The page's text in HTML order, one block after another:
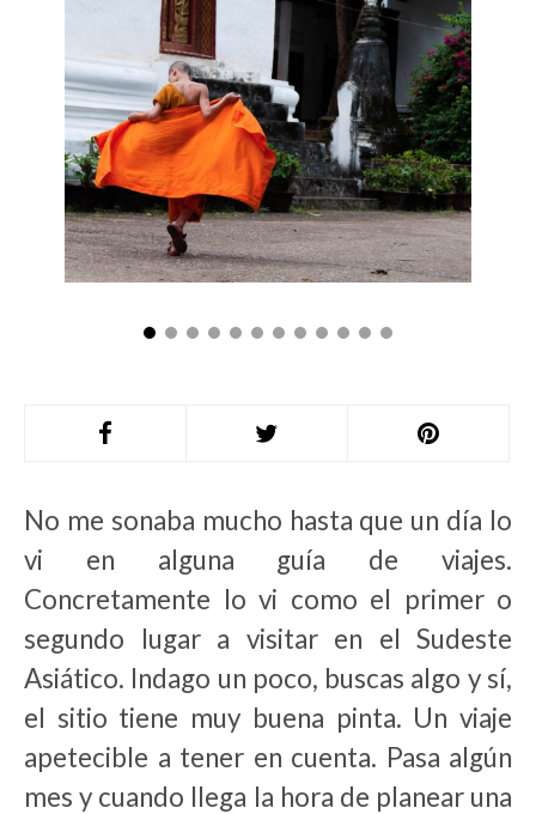
No me sonaba mucho hasta que un día lo
vi en alguna guía de viajes.
Concretamente lo vi como el primer o
segundo lugar a visitar en el Sudeste
Asiático. Indago un poco, buscas algo y sí,
el sitio tiene muy buena pinta. Un viaje
apetecible a tener en cuenta. Pasa algún
mes y cuando llega la hora de planear una